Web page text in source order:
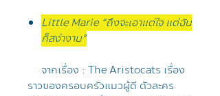
Little Marie “ถึงจะเอาแต่ใจ แต่ฉัน
ก็สง่างาม”
จากเรื่อง : The Aristocats เรื่อง
ราวของครอบครัวแมวผู้ดี ตัวละคร